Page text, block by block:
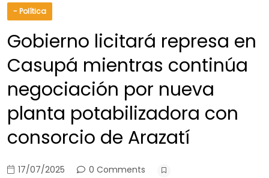
- Política
Gobierno licitará represa en
Casupá mientras continúa
negociación por nueva
planta potabilizadora con
consorcio de Arazatí
17/07/2025 0 Comments